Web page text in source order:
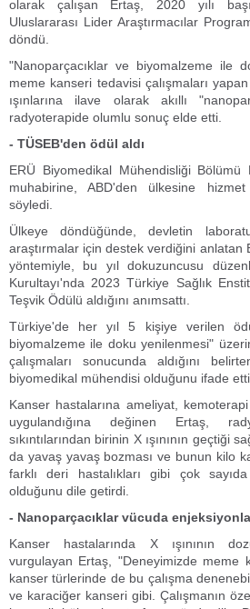
olarak çalışan Ertaş, 2020 yılı
Uluslararası Lider Araştırmacılar
döndü.
"Nanoparçacıklar ve biyomalzeme ile
meme kanseri tedavisi çalışmaları
ışınlarına ilave olarak akıllı
radyoterapide olumlu sonuç elde etti.
- TÜSEB'den ödül aldı
ERÜ Biyomedikal Mühendisliği
muhabirine, ABD'den ülkesine
söyledi.
Ülkeye döndüğünde, devletin
araştırmalar için destek verdiğini anlatan
yöntemiyle, bu yıl dokuzuncusu
Kurultayı'nda 2023 Türkiye Sağlık
Teşvik Ödülü aldığını anımsattı.
Türkiye'de her yıl 5 kişiye verilen
biyomalzeme ile doku yenilenmesi"
çalışmaları sonucunda aldığını
biyomedikal mühendisi olduğunu ifade etti.
Kanser hastalarına ameliyat,
uygulandığına değinen Ertaş,
sıkıntılarından birinin X ışınının geçtiği
da yavaş yavaş bozması ve bunun kilo
farklı deri hastalıkları gibi çok
olduğunu dile getirdi.
- Nanoparçacıklar vücuda
Kanser hastalarında X ışınının
vurgulayan Ertaş, "Deneyimizde meme
kanser türlerinde de bu çalışma
ve karaciğer kanseri gibi. Çalışmanın